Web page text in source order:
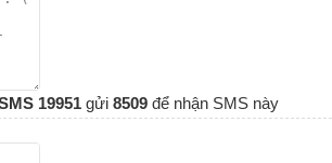
19951 gửi 8509 để nhận SMS này